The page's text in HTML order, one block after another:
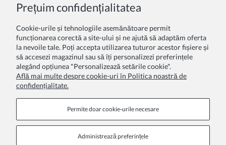
Prețuim confidențialitatea
Cookie-urile și tehnologiile asemănătoare permit
funcționarea corectă a site-ului și ne ajută să adaptăm oferta
la nevoile tale. Poți accepta utilizarea tuturor acestor fișiere și
să accesezi magazinul sau să îți personalizezi preferințele
alegând opțiunea "Personalizează setările cookie".
Află mai multe despre cookie-uri în Politica noastră de
confidențialitate.
Permite doar cookie‑urile necesare
Administrează preferințele